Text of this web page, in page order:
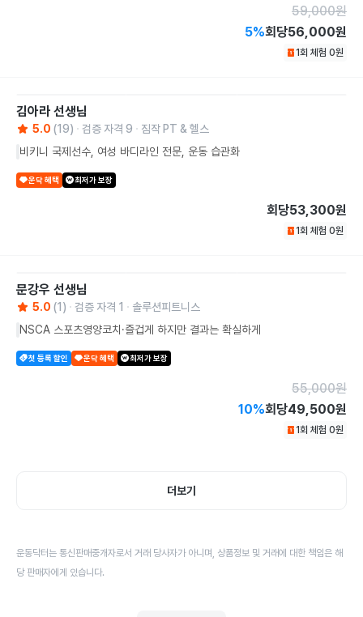
59,000원
5%회당56,000원
1회 체험 0원
김아라 선생님
5.0 (19) 검증 자격 9
짐작 PT & 헬스
비키니 국제선수, 여성 바디라인 전문, 운동 습관화
운닥 혜택 최저가 보장
회당53,300원
1회 체험 0원
문강우 선생님
5.0 (1 ) 검증 자격 1
솔루션피트니스
NSCA 스포츠영양코치·즐겁게 하지만 결과는 확실하게
첫 등록 할인 운닥 혜택 최저가 보장
55,000원
10%회당49,500원
1회 체험 0원
더보기
운동닥터는 통신판매중개자로서 거래 당사자가 아니며, 상품정보 및 거래에 대한 책임은 해
당 판매자에게 있습니다.